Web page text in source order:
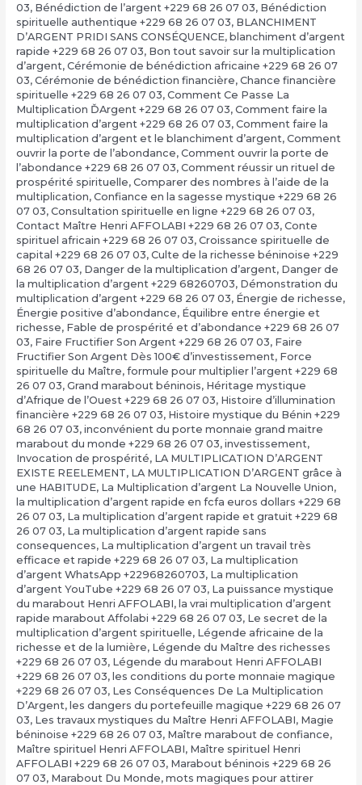
03, Bénédiction de l’argent +229 68 26 07 03, Bénédiction
spirituelle authentique +229 68 26 07 03, BLANCHIMENT
D’ARGENT PRIDI SANS CONSÉQUENCE, blanchiment d’argent
rapide +229 68 26 07 03, Bon tout savoir sur la multiplication
d’argent, Cérémonie de bénédiction africaine +229 68 26 07
03, Cérémonie de bénédiction financière, Chance financière
spirituelle +229 68 26 07 03, Comment Ce Passe La
Multiplication ĎArgent +229 68 26 07 03, Comment faire la
multiplication d’argent +229 68 26 07 03, Comment faire la
multiplication d’argent et le blanchiment d’argent, Comment
ouvrir la porte de l’abondance, Comment ouvrir la porte de
l’abondance +229 68 26 07 03, Comment réussir un rituel de
prospérité spirituelle, Comparer des nombres à l’aide de la
multiplication, Confiance en la sagesse mystique +229 68 26
07 03, Consultation spirituelle en ligne +229 68 26 07 03,
Contact Maître Henri AFFOLABI +229 68 26 07 03, Conte
spirituel africain +229 68 26 07 03, Croissance spirituelle de
capital +229 68 26 07 03, Culte de la richesse béninoise +229
68 26 07 03, Danger de la multiplication d’argent, Danger de
la multiplication d’argent +229 68260703, Démonstration du
multiplication d’argent +229 68 26 07 03, Énergie de richesse,
Énergie positive d’abondance, Équilibre entre énergie et
richesse, Fable de prospérité et d’abondance +229 68 26 07
03, Faire Fructifier Son Argent +229 68 26 07 03, Faire
Fructifier Son Argent Dès 100€ d’investissement, Force
spirituelle du Maître, formule pour multiplier l’argent +229 68
26 07 03, Grand marabout béninois, Héritage mystique
d’Afrique de l’Ouest +229 68 26 07 03, Histoire d’illumination
financière +229 68 26 07 03, Histoire mystique du Bénin +229
68 26 07 03, inconvénient du porte monnaie grand maitre
marabout du monde +229 68 26 07 03, investissement,
Invocation de prospérité, LA MULTIPLICATION D’ARGENT
EXISTE REELEMENT, LA MULTIPLICATION D’ARGENT grâce à
une HABITUDE, La Multiplication d’argent La Nouvelle Union,
la multiplication d’argent rapide en fcfa euros dollars +229 68
26 07 03, La multiplication d’argent rapide et gratuit +229 68
26 07 03, La multiplication d’argent rapide sans
consequences, La multiplication d’argent un travail très
efficace et rapide +229 68 26 07 03, La multiplication
d’argent WhatsApp +22968260703, La multiplication
d’argent YouTube +229 68 26 07 03, La puissance mystique
du marabout Henri AFFOLABI, la vrai multiplication d’argent
rapide marabout Affolabi +229 68 26 07 03, Le secret de la
multiplication d’argent spirituelle, Légende africaine de la
richesse et de la lumière, Légende du Maître des richesses
+229 68 26 07 03, Légende du marabout Henri AFFOLABI
+229 68 26 07 03, les conditions du porte monnaie magique
+229 68 26 07 03, Les Conséquences De La Multiplication
D’Argent, les dangers du portefeuille magique +229 68 26 07
03, Les travaux mystiques du Maître Henri AFFOLABI, Magie
béninoise +229 68 26 07 03, Maître marabout de confiance,
Maître spirituel Henri AFFOLABI, Maître spirituel Henri
AFFOLABI +229 68 26 07 03, Marabout béninois +229 68 26
07 03, Marabout Du Monde, mots magiques pour attirer